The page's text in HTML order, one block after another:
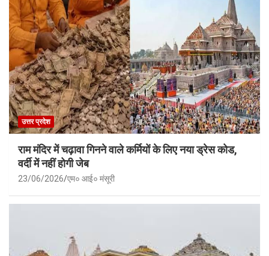
उत्तर प्रदेश
राम मंदिर में चढ़ावा गिनने वाले कर्मियों के लिए नया ड्रेस कोड,
वर्दी में नहीं होगी जेब
23/06/2026 एम० आई० मंसूरी